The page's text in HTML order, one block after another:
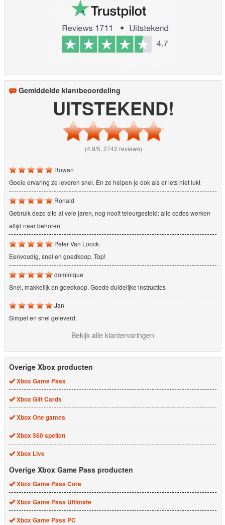
Gemiddelde klantbeoordeling
UITSTEKEND!
(4.9/5, 2742 reviews)
Rowan
Goeie ervaring ze leveren snel. En ze helpen je ook als er iets niet lukt
Ronald
Gebruik deze site al vele jaren, nog nooit teleurgesteld: alle codes werken
altijd naar behoren
Peter Van Loock
Eenvoudig, snel en goedkoop. Top!
dominique
Snel, makkelijk en goedkoop. Goede duidelijke instructies
Jan
Simpel en snel geleverd.
Bekijk alle klantervaringen
Overige Xbox producten
Xbox Game Pass
Xbox Gift Cards
Xbox One games
Xbox 360 spellen
Xbox Live
Overige Xbox Game Pass producten
Xbox Game Pass Core
Xbox Game Pass Ultimate
Xbox Game Pass PC